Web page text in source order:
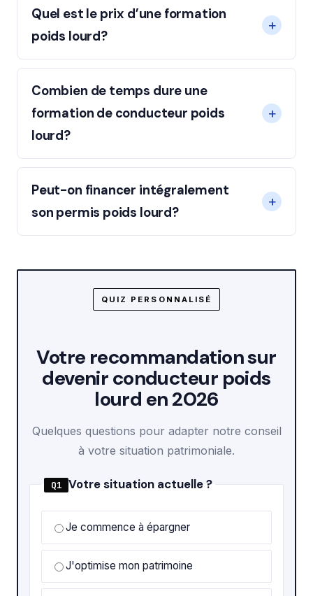
Quel est le prix d’une formation
poids lourd?
Combien de temps dure une
formation de conducteur poids
lourd?
Peut-on financer intégralement
son permis poids lourd?
QUIZ PERSONNALISÉ
Votre recommandation sur
devenir conducteur poids
lourd en 2026
Quelques questions pour adapter notre conseil
à votre situation patrimoniale.
Q1 Votre situation actuelle ?
Je commence à épargner
J'optimise mon patrimoine